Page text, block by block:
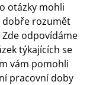
otázky mohli
dobře rozumět
odpovídáme
týkajících se
vám pomohli
pracovní doby